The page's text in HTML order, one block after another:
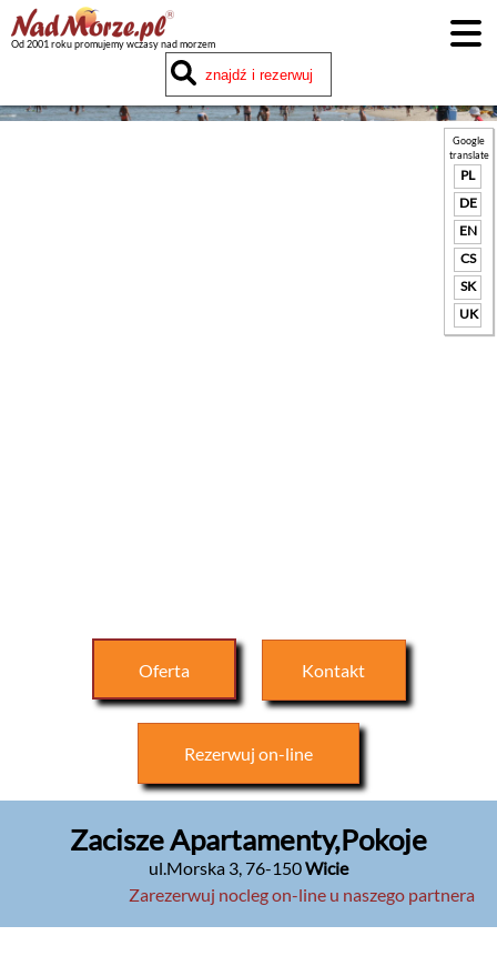
Od 2001 roku promujemy wczasy nad morzem
Google
translate
PL
DE
EN
CS
SK
UK
Oferta Kontakt
Rezerwuj on-line
Zacisze Apartamenty,Pokoje
ul.Morska 3,76-150Wicie
Zarezerwuj nocleg on-line u naszego partnera